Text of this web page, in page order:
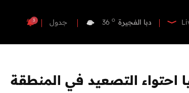
دبا الفجيرة 36 o
أم القيوين 36 o
جدول 3
احتواء التصعيد في المنطقة